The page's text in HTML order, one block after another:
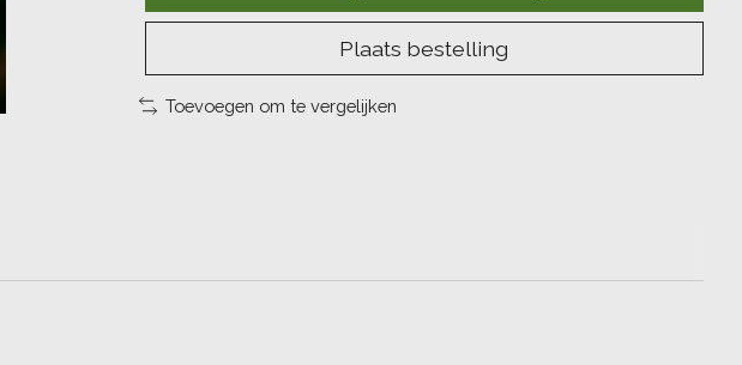
Plaats bestelling
Toevoegen om te vergelijken